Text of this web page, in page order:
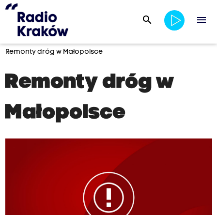
search menu
Remonty dróg w Małopolsce
Remonty dróg w
Małopolsce